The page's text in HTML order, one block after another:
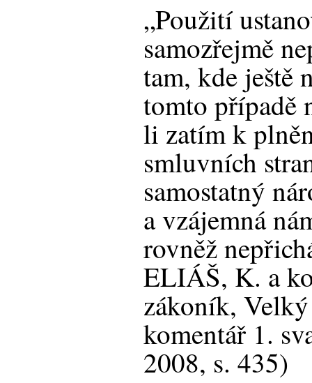
„Použití
samozřejmě
tam, kde ještě
tomto případě
li zatím k
smluvních
samostatný
a vzájemná
rovněž
ELIÁŠ, K. a
zákoník,
komentář 1.
2008, s. 435)